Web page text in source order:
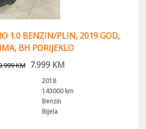
1.0 BENZIN/PLIN, 2019 GOD,
BH PORIJEKLO
KM 7.999 KM
2018
143000 km
Benzin
Bijela